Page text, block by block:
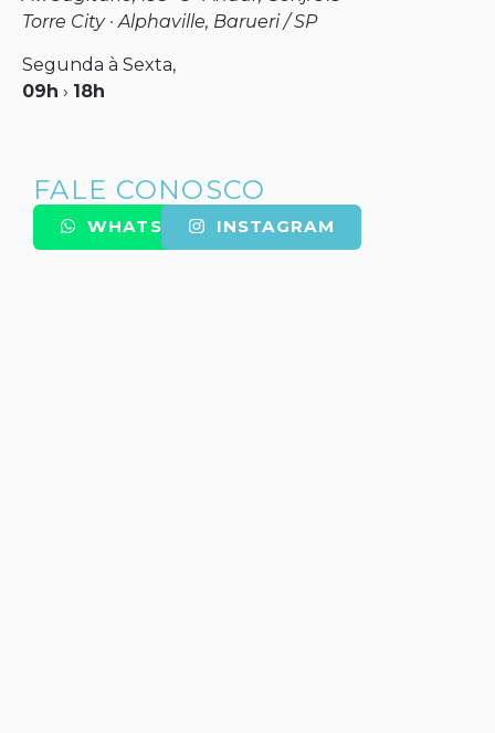
Torre City · Alphaville, Barueri / SP
Segunda à Sexta,
09h › 18h
FALE CONOSCO
WHATSAPP INSTAGRAM